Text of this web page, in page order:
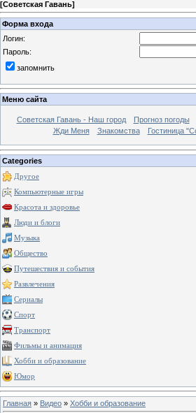
[Советская Гавань]
Форма входа
Логин:
Пароль:
запомнить
Меню сайта
Советская Гавань - Наш город Прогноз погоды
Жди Меня
Знакомства Гостиница
Categories
Другое
Компьютерные игры
Красота и здоровье
Люди и блоги
Музыка
Общество
Путешествия и события
Развлечения
Сериалы
Спорт
Транспорт
Фильмы и анимация
Хобби и образование
Юмор
Главная » Видео » Хобби и образование